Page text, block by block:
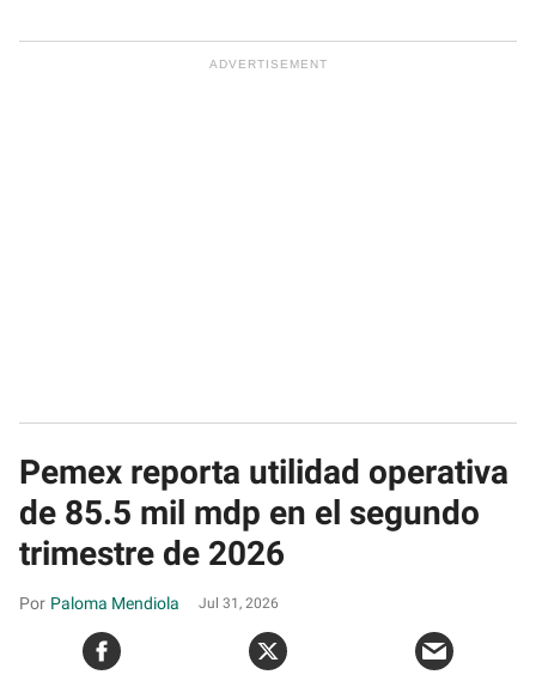
Pemex reporta utilidad operativa
de 85.5 mil mdp en el segundo
trimestre de 2026
Paloma Mendiola Jul 31, 2026